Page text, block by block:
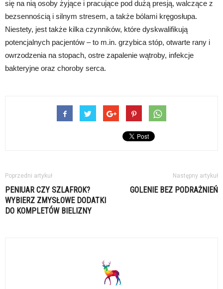
się na nią osoby żyjące i pracujące pod dużą presją, walczące z
bezsennością i silnym stresem, a także bólami kręgosłupa.
Niestety, jest także kilka czynników, które dyskwalifikują
potencjalnych pacjentów – to m.in. grzybica stóp, otwarte rany i
owrzodzenia na stopach, ostre zapalenie wątroby, infekcje
bakteryjne oraz choroby serca.
Poprzedni artykuł
PENIUAR CZY SZLAFROK?
WYBIERZ ZMYSŁOWE DODATKI
DO KOMPLETÓW BIELIZNY
Następny artykuł
GOLENIE BEZ PODRAŻNIEŃ